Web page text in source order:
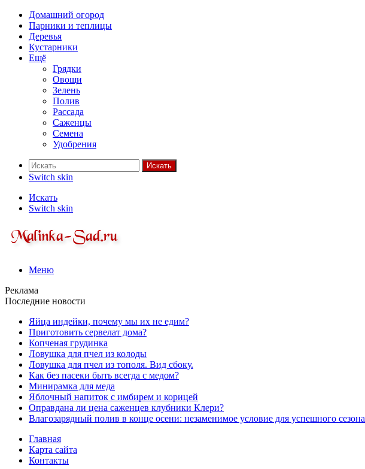
Домашний огород
Парники и теплицы
Деревья
Кустарники
Ещё
Грядки
Овощи
Зелень
Полив
Рассада
Саженцы
Семена
Удобрения
Искать
Switch skin
Искать
Switch skin
Меню
Реклама
Последние новости
Яйца индейки, почему мы их не едим?
Приготовить сервелат⁠⁠ дома?
Копченая грудинка
Ловушка для пчел из колоды
Ловушка для пчел из тополя. Вид сбоку.
Как без пасеки быть всегда с медом?
Минирамка для меда
Яблочный напиток с имбирем и корицей
Оправдана ли цена саженцев клубники Клери?
Влагозарядный полив в конце осени: незаменимое условие для успешного сезона
Главная
Карта сайта
Контакты